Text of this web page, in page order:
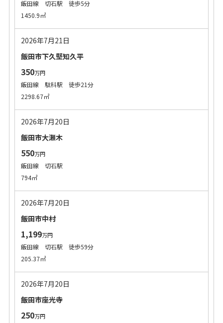
飯田線 切石駅 徒歩5分
1450.9㎡
2026年7月21日
飯田市下久堅知久平
350万円
飯田線 駄科駅 徒歩21分
2298.67㎡
2026年7月20日
飯田市大瀬木
550万円
飯田線 切石駅
794㎡
2026年7月20日
飯田市中村
1,199万円
飯田線 切石駅 徒歩59分
205.37㎡
2026年7月20日
飯田市座光寺
250万円